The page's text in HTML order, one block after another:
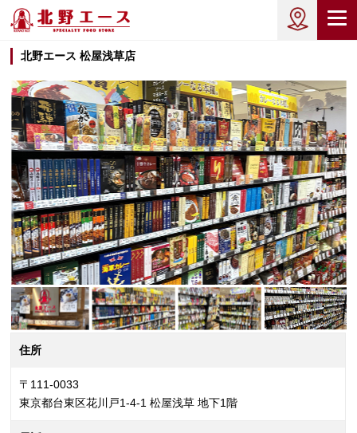
北野エース 松屋浅草店
住所
〒111-0033
東京都台東区花川戸1-4-1 松屋浅草 地下1階